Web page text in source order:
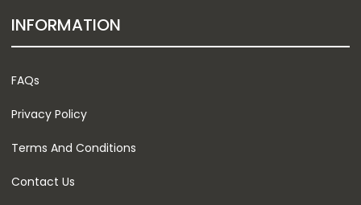
INFORMATION
FAQs
Privacy Policy
Terms And Conditions
Contact Us